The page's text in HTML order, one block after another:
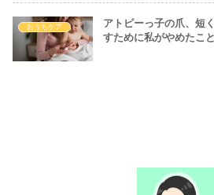
おうちケア
アトピーっ子の爪、短
すために私がやめたこと